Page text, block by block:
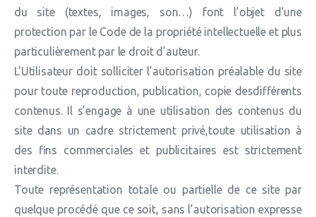
du site (textes, images, son…) font l’objet d’une
protection par le Code de la propriété intellectuelle et plus
particulièrement par le droit d’auteur.
L’Utilisateur doit solliciter l’autorisation préalable du site
pour toute reproduction, publication, copie desdifférents
contenus. Il s’engage à une utilisation des contenus du
site dans un cadre strictement privé,toute utilisation à
des fins commerciales et publicitaires est strictement
interdite.
Toute représentation totale ou partielle de ce site par
quelque procédé que ce soit, sans l’autorisation expresse